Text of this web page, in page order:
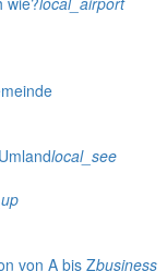
local_see
von A bis Zbusiness